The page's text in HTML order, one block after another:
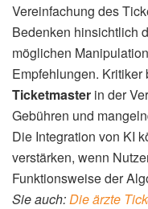
Vereinfachung des
Bedenken hinsichtlich
möglichen
Empfehlungen.
Ticketmaster in der
Gebühren und
Die Integration von KI
verstärken, wenn
Funktionsweise der
Sie auch:Die ärzte